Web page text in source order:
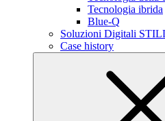
Tecnologia ibrida
Blue-Q
Soluzioni Digitali
Case history